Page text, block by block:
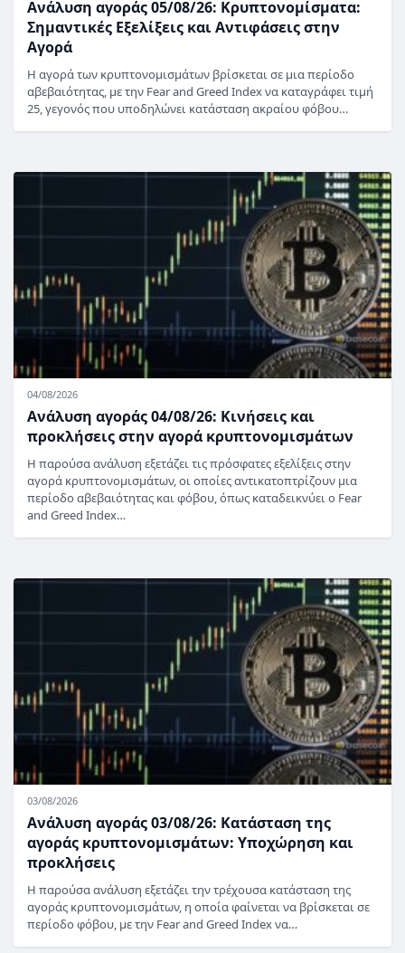
Ανάλυση αγοράς 05/08/26: Κρυπτονομίσματα:
Σημαντικές Εξελίξεις και Αντιφάσεις στην
Αγορά
Η αγορά των κρυπτονομισμάτων βρίσκεται σε μια περίοδο
αβεβαιότητας, με την Fear and Greed Index να καταγράφει τιμή
25, γεγονός που υποδηλώνει κατάσταση ακραίου φόβου…
04/08/2026
Ανάλυση αγοράς 04/08/26: Κινήσεις και
προκλήσεις στην αγορά κρυπτονομισμάτων
Η παρούσα ανάλυση εξετάζει τις πρόσφατες εξελίξεις στην
αγορά κρυπτονομισμάτων, οι οποίες αντικατοπτρίζουν μια
περίοδο αβεβαιότητας και φόβου, όπως καταδεικνύει ο Fear
and Greed Index…
03/08/2026
Ανάλυση αγοράς 03/08/26: Κατάσταση της
αγοράς κρυπτονομισμάτων: Υποχώρηση και
προκλήσεις
Η παρούσα ανάλυση εξετάζει την τρέχουσα κατάσταση της
αγοράς κρυπτονομισμάτων, η οποία φαίνεται να βρίσκεται σε
περίοδο φόβου, με την Fear and Greed Index να…